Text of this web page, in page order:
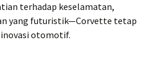
terhadap keselamatan,
yang futuristik—Corvette tetap
otomotif.